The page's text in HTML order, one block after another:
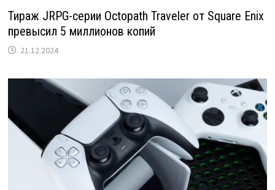
Тираж JRPG-серии Octopath Traveler от Square Enix
превысил 5 миллионов копий
21.12.2024